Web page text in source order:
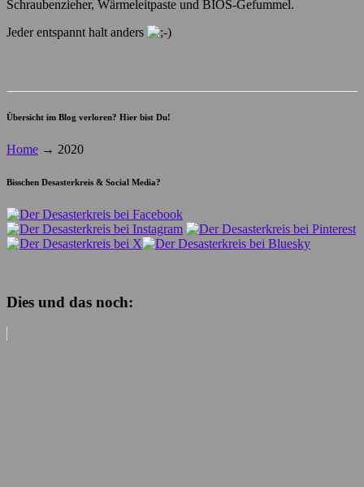
Schraubenzieher, Wärmeleitpaste und BIOS-Gefummel.
Jeder entspannt halt anders
Übersicht im Blog verloren? Hier bist Du!
Home → 2020
Bisschen Desasterkreis & Social Media?
Dies und das noch: